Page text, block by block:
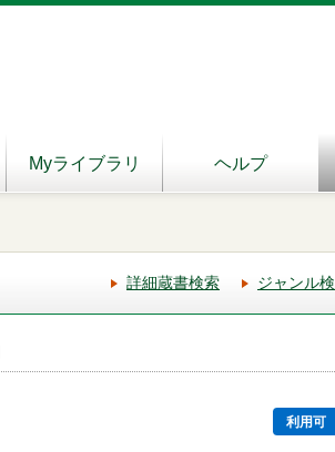
Myライブラリ ヘルプ
詳細蔵書検索 ジャンル
利用可